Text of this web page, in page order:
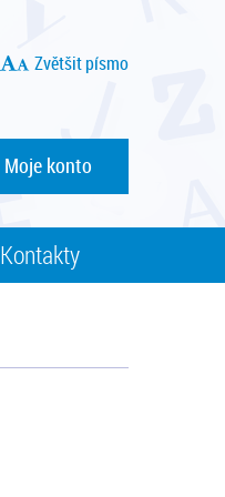
Zvětšit písmo
Moje konto
Kontakty